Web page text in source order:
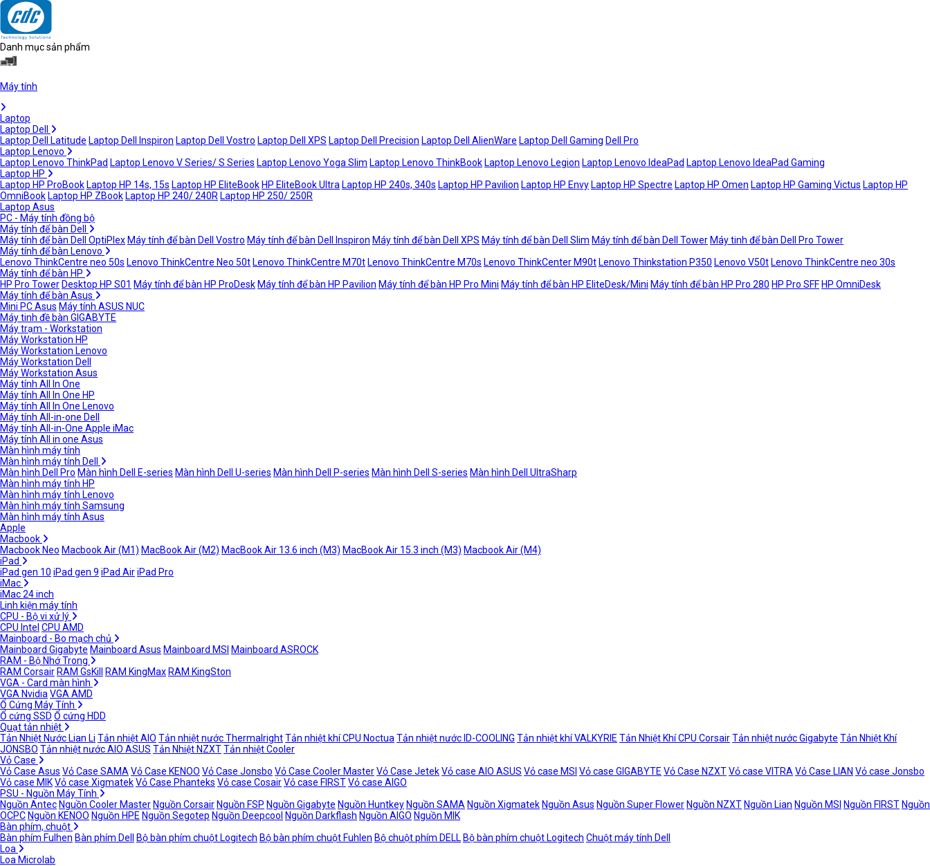
Danh mục sản phẩm
Máy tính
Laptop
Laptop Dell
Laptop Dell Latitude Laptop Dell Inspiron Laptop Dell Vostro Laptop Dell XPS Laptop Dell Precision Laptop Dell AlienWare Laptop Dell Gaming Dell Pro
Laptop Lenovo
Laptop Lenovo ThinkPad Laptop Lenovo V Series/ S Series Laptop Lenovo Yoga Slim Laptop Lenovo ThinkBook Laptop Lenovo Legion Laptop Lenovo IdeaPad Laptop Lenovo IdeaPad Gaming
Laptop HP
Laptop HP ProBook Laptop HP 14s, 15s Laptop HP EliteBook HP EliteBook Ultra Laptop HP 240s, 340s Laptop HP Pavilion Laptop HP Envy Laptop HP Spectre Laptop HP Omen Laptop HP Gaming Victus Laptop HP
OmniBook Laptop HP ZBook Laptop HP 240/ 240R Laptop HP 250/ 250R
Laptop Asus
PC - Máy tính đồng bộ
Máy tính để bàn Dell
Máy tính để bàn Dell OptiPlex Máy tính để bàn Dell Vostro Máy tính để bàn Dell Inspiron Máy tính để bàn Dell XPS Máy tính để bàn Dell Slim Máy tính để bàn Dell Tower Máy tinh để bàn Dell Pro Tower
Máy tính để bàn Lenovo
Lenovo ThinkCentre neo 50s Lenovo ThinkCentre Neo 50t Lenovo ThinkCentre M70t Lenovo ThinkCentre M70s Lenovo ThinkCenter M90t Lenovo Thinkstation P350 Lenovo V50t Lenovo ThinkCentre neo 30s
Máy tính để bàn HP
HP Pro Tower Desktop HP S01 Máy tính để bàn HP ProDesk Máy tính để bàn HP Pavilion Máy tính để bàn HP Pro Mini Máy tính để bàn HP EliteDesk/Mini Máy tính để bàn HP Pro 280 HP Pro SFF HP OmniDesk
Máy tính để bàn Asus
Mini PC Asus Máy tính ASUS NUC
Máy tinh đề bàn GIGABYTE
Máy trạm - Workstation
Máy Workstation HP
Máy Workstation Lenovo
Máy Workstation Dell
Máy Workstation Asus
Máy tính All In One
Máy tính All In One HP
Máy tính All In One Lenovo
Máy tính All-in-one Dell
Máy tính All-in-One Apple iMac
Máy tính All in one Asus
Màn hình máy tính
Màn hình máy tính Dell
Màn hình Dell Pro Màn hình Dell E-series Màn hình Dell U-series Màn hình Dell P-series Màn hình Dell S-series Màn hình Dell UltraSharp
Màn hình máy tính HP
Màn hình máy tính Lenovo
Màn hình máy tính Samsung
Màn hình máy tính Asus
Apple
Macbook
Macbook Neo Macbook Air (M1) MacBook Air (M2) MacBook Air 13.6 inch (M3) MacBook Air 15.3 inch (M3) Macbook Air (M4)
iPad
iPad gen 10 iPad gen 9 iPad AiriPad Pro
iMac
iMac 24 inch
Linh kiện máy tính
CPU - Bộ vi xử lý
CPU Intel CPU AMD
Mainboard - Bo mạch chủ
Mainboard Gigabyte Mainboard Asus Mainboard MSI Mainboard ASROCK
RAM - Bộ Nhớ Trong
RAM Corsair RAM GsKill RAM KingMax RAM KingSton
VGA - Card màn hình
VGA Nvidia VGA AMD
Ổ Cứng Máy Tính
Ổ cứng SSD Ổ cứng HDD
Quạt tản nhiệt
Tản Nhiệt Nước Lian Li Tản nhiệt AIO Tản nhiệt nước ThermalrightTản nhiệt khí CPU Noctua Tản nhiệt nước ID-COOLING Tản nhiệt khí VALKYRIE Tản Nhiệt Khí CPU CorsairTản nhiệt nước Gigabyte Tản Nhiệt Khí
JONSBO Tản nhiệt nước AIO ASUS Tản Nhiệt NZXTTản nhiệt Cooler
Vỏ Case
Vỏ Case Asus Vỏ Case SAMA Vỏ Case KENOO Vỏ Case Jonsbo Vỏ Case Cooler MasterVỏ Case JetekVỏ case AIO ASUS Vỏ case MSI Vỏ case GIGABYTE Vỏ Case NZXTVỏ case VITRA Vỏ Case LIAN Vỏ case Jonsbo
Vỏ case MIKVỏ case XigmatekVỏ Case Phanteks Vỏ case CosairVỏ case FIRSTVỏ case AIGO
PSU - Nguồn Máy Tính
Nguồn Antec Nguồn Cooler Master Nguồn Corsair Nguồn FSP Nguồn Gigabyte Nguồn Huntkey Nguồn SAMA Nguồn Xigmatek Nguồn Asus Nguồn Super Flower Nguồn NZXT Nguồn Lian Nguồn MSI Nguồn FIRST Nguồn
OCPC Nguồn KENOO Nguồn HPE Nguồn Segotep Nguồn Deepcool Nguồn Darkflash Nguồn AIGO Nguồn MIK
Bàn phím, chuột
Bàn phím Fulhen Bàn phím Dell Bộ bàn phím chuột Logitech Bộ bàn phím chuột Fuhlen Bộ chuột phím DELL Bộ bàn phím chuột Logitech Chuột máy tính Dell
Loa
Loa Microlab